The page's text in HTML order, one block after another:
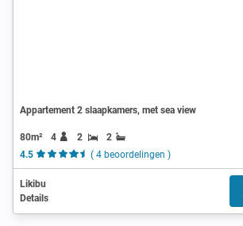
Appartement 2 slaapkamers, met sea view
80m² 4 2
2
4.5
( 4 beoordelingen )
Likibu
Details